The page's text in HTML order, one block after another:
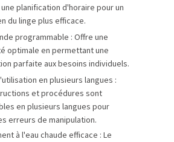
planification d'horaire pour un
du linge plus efficace.
programmable : Offre une
optimale en permettant une
parfaite aux besoins individuels.
en plusieurs langues :
et procédures sont
en plusieurs langues pour
erreurs de manipulation.
à l'eau chaude efficace : Le